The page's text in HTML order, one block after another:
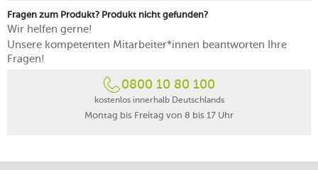
anfälliger für Besteckabrieb als glatte Oberflächen
mikrowellengeeignet
spülmaschinenfest
Fragen zum Produkt? Produkt nicht gefunden?
Wir helfen gerne!
Unsere kompetenten Mitarbeiter*innen beantworten Ihre
Fragen!
0800 10 80 100
kostenlos innerhalb Deutschlands
Montag bis Freitag von 8 bis 17 Uhr